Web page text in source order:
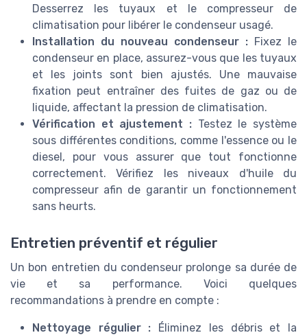
Desserrez les tuyaux et le compresseur de
climatisation pour libérer le condenseur usagé.
Installation du nouveau condenseur : Fixez le
condenseur en place, assurez-vous que les tuyaux
et les joints sont bien ajustés. Une mauvaise
fixation peut entraîner des fuites de gaz ou de
liquide, affectant la pression de climatisation.
Vérification et ajustement : Testez le système
sous différentes conditions, comme l'essence ou le
diesel, pour vous assurer que tout fonctionne
correctement. Vérifiez les niveaux d'huile du
compresseur afin de garantir un fonctionnement
sans heurts.
Entretien préventif et régulier
Un bon entretien du condenseur prolonge sa durée de
vie et sa performance. Voici quelques
recommandations à prendre en compte :
Nettoyage régulier : Éliminez les débris et la